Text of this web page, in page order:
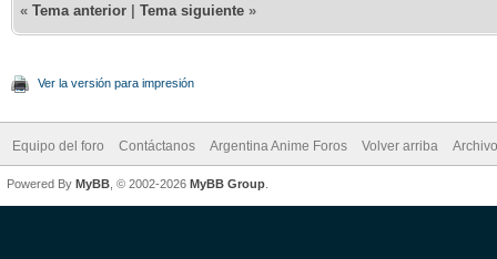
« Tema anterior Tema siguiente »
Ver la versión para impresión
Equipo del foro Contáctanos Argentina Anime Foros Volver arriba
Powered By MyBB , © 2002-2026 MyBB Group